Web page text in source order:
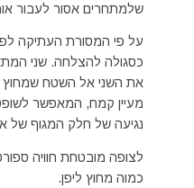
שלמתחרים אסור לעבור
על פי המסורת העתיקה
כסגולה להצלחה. שני
את השני אל השטח שמחוץ
מעיין קמח, המאפשר
נגיעה של חלק המגוף של
לצופה מובטחת חוויה
כמוה מחוץ ליפן.